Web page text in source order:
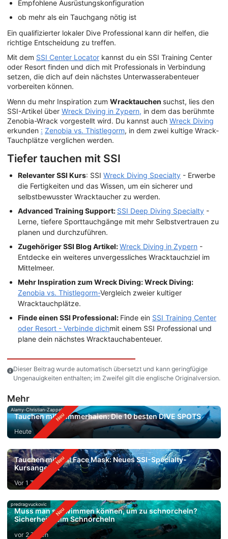
Empfohlene Ausrüstungskonfiguration
ob mehr als ein Tauchgang nötig ist
Ein qualifizierter lokaler Dive Professional kann dir helfen, die
richtige Entscheidung zu treffen.
Mit dem SSI Center Locator kannst du ein SSI Training Center
oder Resort finden und dich mit Professionals in Verbindung
setzen, die dich auf dein nächstes Unterwasserabenteuer
vorbereiten können.
Wenn du mehr Inspiration zum Wracktauchen suchst, lies den
SSI-Artikel über Wreck Diving in Zypern, in dem das berühmte
Zenobia-Wrack vorgestellt wird. Du kannst auch Wreck Diving
erkunden : Zenobia vs. Thistlegorm, in dem zwei kultige Wrack-
Tauchplätze verglichen werden.
Tiefer tauchen mit SSI
Relevanter SSI Kurs: SSI Wreck Diving Specialty - Erwerbe
die Fertigkeiten und das Wissen, um ein sicherer und
selbstbewusster Wracktaucher zu werden.
Advanced Training Support: SSI Deep Diving Specialty -
Lerne, tiefere Sporttauchgänge mit mehr Selbstvertrauen zu
planen und durchzuführen.
Zugehöriger SSI Blog Artikel:Wreck Diving in Zypern -
Entdecke ein weiteres unvergessliches Wracktauchziel im
Mittelmeer.
Mehr Inspiration zum Wreck Diving: Wreck Diving:
Zenobia vs. Thistlegorm-Vergleich zweier kultiger
Wracktauchplätze.
Finde einen SSI Professional: Finde ein SSI Training Center
oder Resort - Verbinde dichmit einem SSI Professional und
plane dein nächstes Wracktauchabenteuer.
Dieser Beitrag wurde automatisch übersetzt und kann geringfügige
Ungenauigkeiten enthalten; im Zweifel gilt die englische Originalversion.
Mehr
Alamy-Christian-Zappel
Tauchen mit Hammerhaien: Die 10 besten DIVE SPOTS
Heute
Tauchen mit Full Face Mask: Neues SSI-Specialty-
Kursangebot
Vor 1 Tag
predragvuckovic
Muss man schwimmen können, um zu schnorcheln?
Sicherheit beim Schnorcheln
vor 2 Tagen